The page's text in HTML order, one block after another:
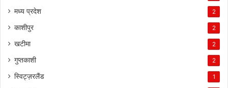
मध्य प्रदेश 2
काशीपुर 2
खटीमा 2
गुप्तकाशी 2
स्विट्ज़रलैंड 1